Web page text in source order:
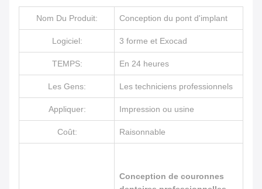
Nom Du Produit: Conception du pont d'implant
Logiciel: 3 forme et Exocad
TEMPS: En 24 heures
Les Gens: Les techniciens professionnels
Appliquer: Impression ou usine
Coût: Raisonnable
Conception de couronnes